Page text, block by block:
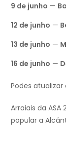
9 de junho —
12 de junho —
13 de junho —
16 de junho —
Podes atualizar
Arraiais da
popular a